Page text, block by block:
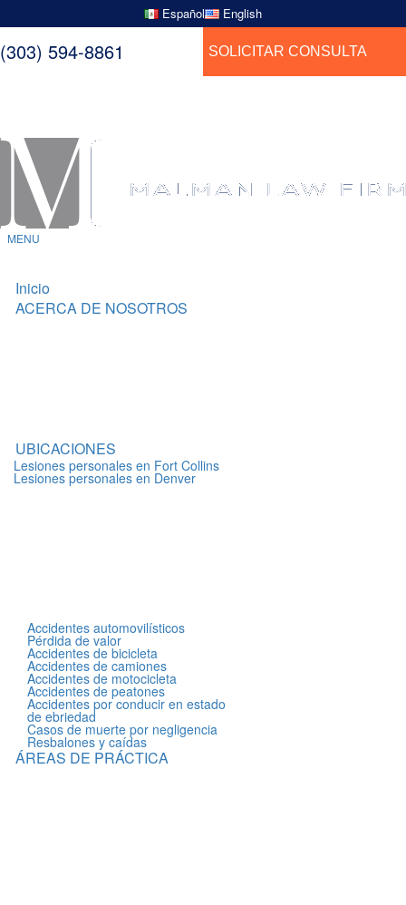
Español English
SOLICITAR CONSULTA
(303) 594-8861
MENU
Inicio
ACERCA DE NOSOTROS
UBICACIONES
Lesiones personales en Fort Collins
Lesiones personales en Denver
Accidentes automovilísticos
Pérdida de valor
Accidentes de bicicleta
Accidentes de camiones
Accidentes de motocicleta
Accidentes de peatones
Accidentes por conducir en estado
de ebriedad
Casos de muerte por negligencia
Resbalones y caídas
ÁREAS DE PRÁCTICA